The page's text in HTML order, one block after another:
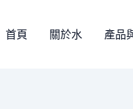
首頁 關於水 產品